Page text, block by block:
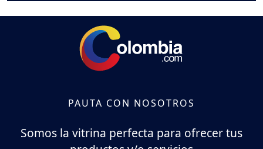
PAUTA CON NOSOTROS
Somos la vitrina perfecta para ofrecer tus